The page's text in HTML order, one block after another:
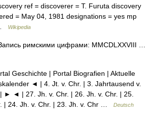
ref = discoverer = T. Furuta discovery
= May 04, 1981 designations = yes mp
Wikipedia
римскими цифрами: MMCDLXXVIII …
Geschichte | Portal Biografien | Aktuelle
◄ | 4. Jt. v. Chr. | 3. Jahrtausend v.
► ◄ | 27. Jh. v. Chr. | 26. Jh. v. Chr. | 25.
| 24. Jh. v. Chr. | 23. Jh. v. Chr …
Deutsch